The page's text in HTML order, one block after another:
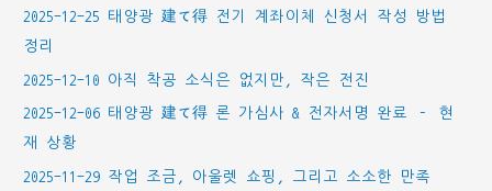
2025-12-25 태양광 建て得 전기 계좌이체 신청서 작성 방법
정리
2025-12-10 아직 착공 소식은 없지만, 작은 전진
2025-12-06 태양광 建て得 론 가심사 & 전자서명 완료 – 현
재 상황
2025-11-29 작업 조금, 아울렛 쇼핑, 그리고 소소한 만족